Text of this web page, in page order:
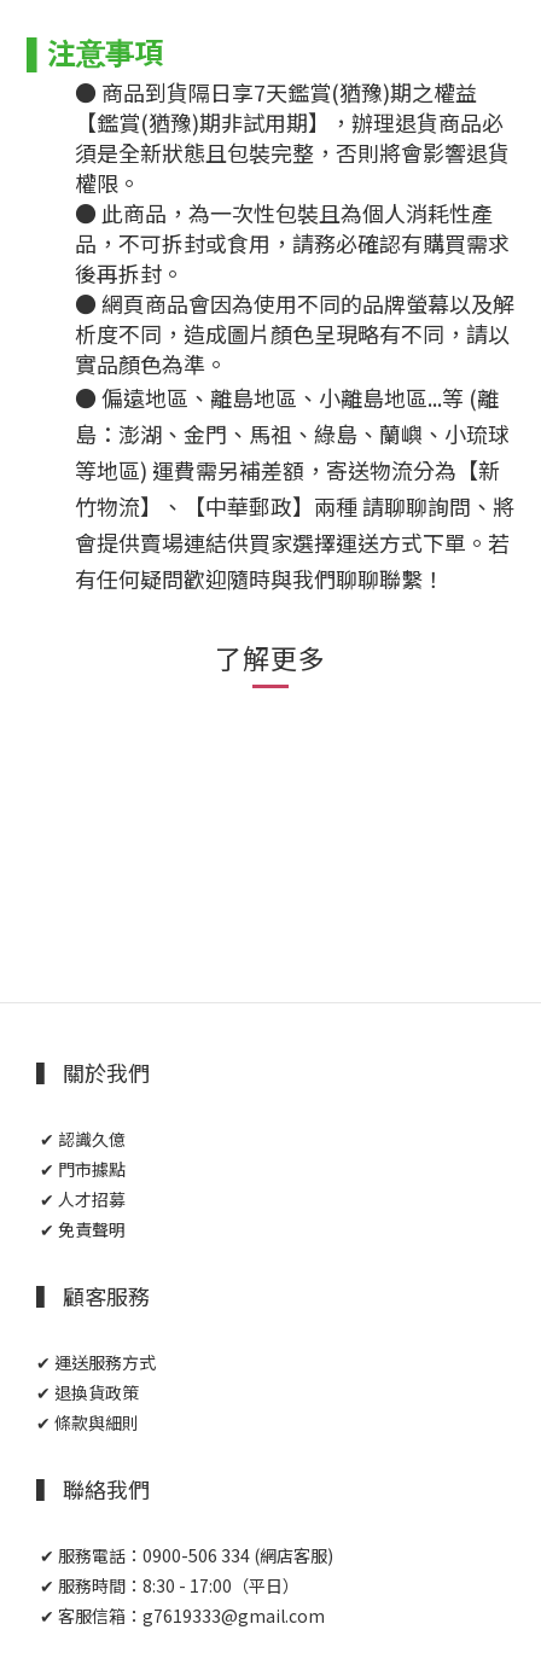
▌ 注意事項
● 商品到貨隔日享7天鑑賞(猶豫)期之權益
【鑑賞(猶豫)期非試用期】，辦理退貨商品必
須是全新狀態且包裝完整，否則將會影響退貨
權限。
● 此商品，為一次性包裝且為個人消耗性產
品，不可拆封或食用，請務必確認有購買需求
後再拆封。
● 網頁商品會因為使用不同的品牌螢幕以及解
析度不同，造成圖片顏色呈現略有不同，請以
實品顏色為準。
●偏遠地區、離島地區、小離島地區...等 (離
島：澎湖、金門、馬祖、綠島、蘭嶼、小琉球
等地區) 運費需另補差額， 寄送物流分為【新
竹物流】、【中華郵政】兩種請聊聊詢問、將
會提供賣場連結供買家選擇運送方式下單。 若
有任何疑問歡迎隨時與我們聊聊聯繫！
了解更多
▍ 關於我們
✔ 認識久億
✔ 門市據點
✔ 人才招募
✔ 免責聲明
▍ 顧客服務
✔ 運送服務方式
✔ 退換貨政策
✔ 條款與細則
▍ 聯絡我們
✔ 服務電話：0900-506 334 (網店客服)
✔ 服務時間：8:30 - 17:00（平日）
✔ 客服信箱：g7619333@gmail.com